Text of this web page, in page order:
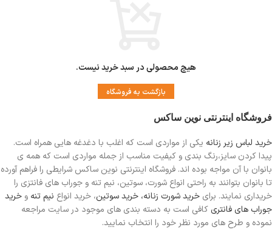
هیچ محصولی در سبد خرید نیست.
بازگشت به فروشگاه
فروشگاه اینترنتی نوین ساکس
خرید لباس زیر زنانه یکی از مواردی است که اغلب با دغدغه هایی همراه است.
پیدا کردن سایز،رنگ بندی و کیفیت مناسب از جمله مواردی است که همه ی
بانوان با آن مواجه بوده اند. فروشگاه اینترنتی نوین ساکس شرایطی را فراهم آورده
تا بانوان بتوانند به راحتی انواع شورت، سوتین، نیم تنه و جوراب های فانتزی را
خریداری نمایند. برای خرید شورت زنانه، خرید سوتین، خرید انواع نیم تنه و خرید
جوراب های فانتری کافی است به دسته بندی های موجود در سایت مراجعه
نموده و طرح های مورد نظر خود را انتخاب نمایید.